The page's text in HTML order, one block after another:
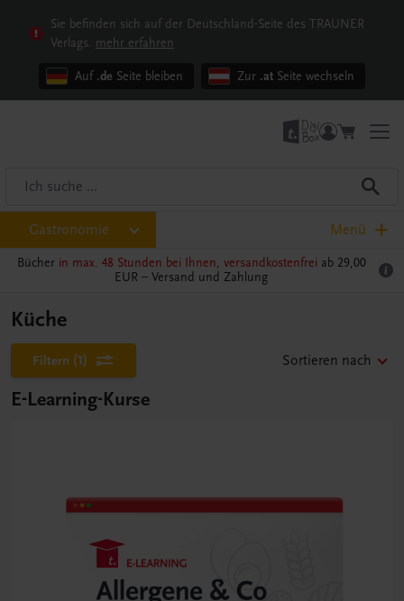
Sie befinden sich auf der Deutschland-Seite des TRAUNER
Verlags. mehr erfahren
Auf .de Seite bleiben Zur .at Seite wechseln
Gastronomie Menü
Bücher in max. 48 Stunden bei Ihnen, versandkostenfrei ab 29,00
EUR – Versand und Zahlung
Küche
Filtern (1) Sortieren nach
E-Learning-Kurse